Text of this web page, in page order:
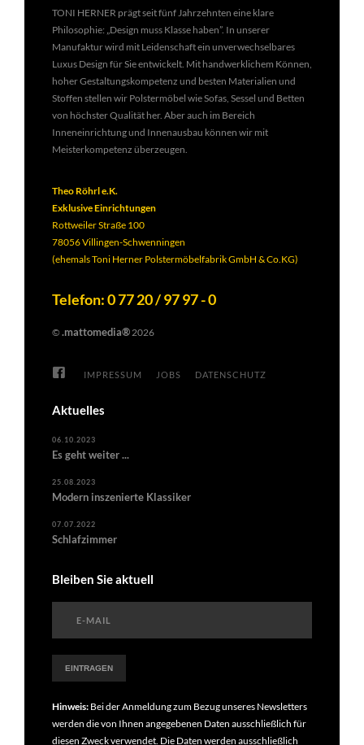
TONI HERNER prägt seit fünf Jahrzehnten eine klare
Philosophie: „Design muss Klasse haben”. In unserer
Manufaktur wird mit Leidenschaft ein unverwechselbares
Luxus Design für Sie entwickelt. Mit handwerklichem Können,
hoher Gestaltungskompetenz und besten Materialien und
Stoffen stellen wir Polstermöbel wie Sofas, Sessel und Betten
von höchster Qualität her. Aber auch im Bereich
Inneneinrichtung und Innenausbau können wir mit
Meisterkompetenz überzeugen.
Theo Röhrl e.K.
Exklusive Einrichtungen
Rottweiler Straße 100
78056 Villingen-Schwenningen
(ehemals Toni Herner Polstermöbelfabrik GmbH & Co.KG)
Telefon: 0 77 20 / 97 97 - 0
© .mattomedia®2026
IMPRESSUM JOBS DATENSCHUTZ
Aktuelles
06.10.2023
Es geht weiter ...
25.08.2023
Modern inszenierte Klassiker
07.07.2022
Schlafzimmer
Bleiben Sie aktuell
Hinweis: Bei der Anmeldung zum Bezug unseres Newsletters
werden die von Ihnen angegebenen Daten ausschließlich für
diesen Zweck verwendet. Die Daten werden ausschließlich